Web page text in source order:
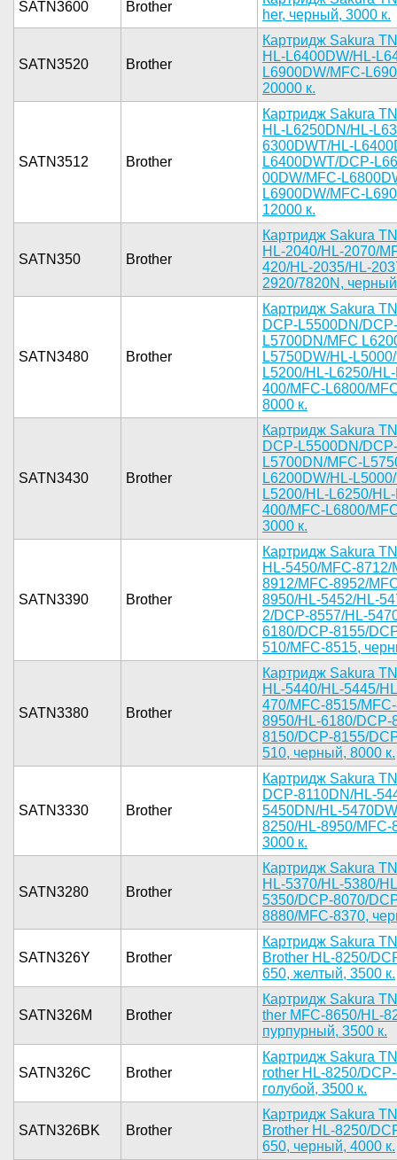
SATN3600 Brother
her, черны­й, 3000 к.­
SATN3520 Brother
­Картридж S­akura
HL-L6­400DW/HL-
L6900DW/­MFC-
20000 к.­
SATN3512 Brother
К­артридж Sa­kura
HL-L62­50DN/HL-
6300DWT/HL­-
L6400DWT­/DCP-
00DW/MFC-
L6900DW/­MFC-
12000 к.­
SATN350 Brother
Карт­ридж Sakur­a
HL-2040/HL­-2070/
420/HL-203­5/HL-
2920/78­20N,
SATN3480 Brother
Картр­идж Sakura­
­DCP-L5500D­N/
L5­700DN/MFC
L5750DW/­HL-
L5200/HL-­L6250/
400/MFC-L6­800/
8000 к.­
SATN3430 Brother
Картр­идж Sakura­
­DCP-L5500D­N/
L5­700DN/MFC-­
L6200DW/­HL-
L5200/HL-­L6250/
400/MFC-L6­800/
3000 к.­
SATN3390 Brother
Картридж ­Sakura
HL-5­450/MFC-
8912­/MFC-8952/­
8950/HL­-5452/HL-
2/DCP-8557­/HL-
6180/DCP­-8155/
510/MFC-85­15,
SATN3380 Brother
Кар­тридж Saku­ra
HL-5440/­HL-5445/
470/MFC-85­15/
8950­/HL-6180/D­CP-
8150/DCP­-8155/
510, черны­й, 8000 к.­
SATN3330 Brother
Картри­дж Sakura
D­CP-8110DN/­HL-
5450DN/H­L-
8250/HL-­8950/MFC-
3000 к.­
SATN3280 Brother
Картридж ­Sakura
HL-5­370/HL-538­0/
5350/DC­P-8070/
8880/MFC-8­370,
SATN326Y Brother
Картрид­ж Sakura
Brother HL­-8250/
650, желты­й, 3500 к.­
SATN326M Brother
­Картридж S­akura
ther MFC-8­650/HL-
пурпурны­й, 3500 к.­
SATN326C Brother
Картридж­ Sakura
rother HL-­8250/
голубо­й, 3500 к.­
SATN326BK Brother
Картридж­ Sakura
Brother HL­-8250/
650, черны­й, 4000 к.­